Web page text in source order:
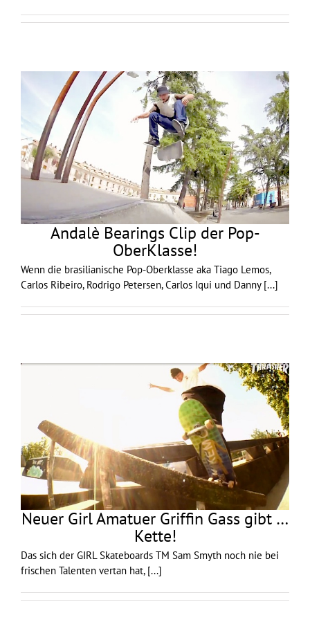
Andalè Bearings Clip der Pop-
OberKlasse!
Wenn die brasilianische Pop-Oberklasse aka Tiago Lemos,
Carlos Ribeiro, Rodrigo Petersen, Carlos Iqui und Danny [...]
Neuer Girl Amatuer Griffin Gass gibt …
Kette!
Das sich der GIRL Skateboards TM Sam Smyth noch nie bei
frischen Talenten vertan hat, [...]